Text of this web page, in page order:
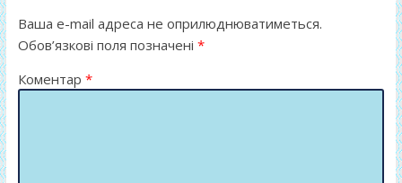
k и
ся
Ваша e-mail адреса не оприлюднюватиметься.
Обов’язкові поля позначені *
Коментар *